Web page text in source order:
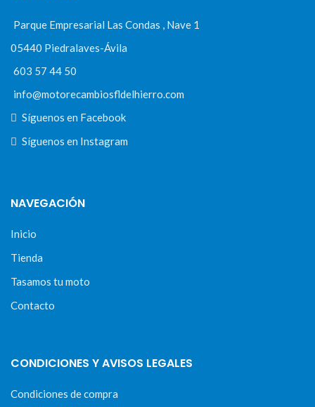
Parque Empresarial Las Condas , Nave 1
05440 Piedralaves-Ávila
603 57 44 50
info@motorecambiosfldelhierro.com
Síguenos en Facebook
Síguenos en Instagram
NAVEGACIÓN
Inicio
Tienda
Tasamos tu moto
Contacto
CONDICIONES Y AVISOS LEGALES
Condiciones de compra